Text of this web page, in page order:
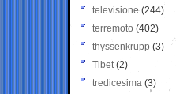
televisione(244)
terremoto (402)
thyssenkrupp (3)
Tibet(2)
tredicesima (3)